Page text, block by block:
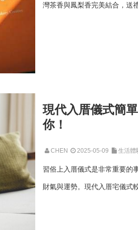
灣茶香與鳳梨香完美結合，送
現代入厝儀式簡
你！
CHEN 2025-05-09 生活體
習俗上入厝儀式是非常重要的
財氣與運勢。現代入厝宅儀式